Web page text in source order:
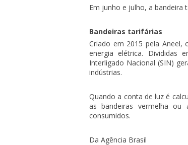
Em junho e julho, a bandeira
Bandeiras tarifárias
Criado em 2015 pela Aneel,
energia elétrica. Divididas
Interligado Nacional (SIN)
indústrias.
Quando a conta de luz é
as bandeiras vermelha ou
consumidos.
Da Agência Brasil